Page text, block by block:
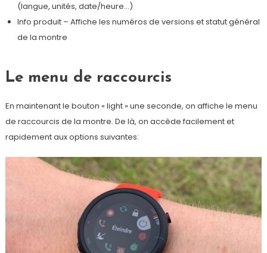
(langue, unités, date/heure…)
Info produit – Affiche les numéros de versions et statut général
de la montre
Le menu de raccourcis
En maintenant le bouton « light » une seconde, on affiche le menu
de raccourcis de la montre. De là, on accède facilement et
rapidement aux options suivantes: